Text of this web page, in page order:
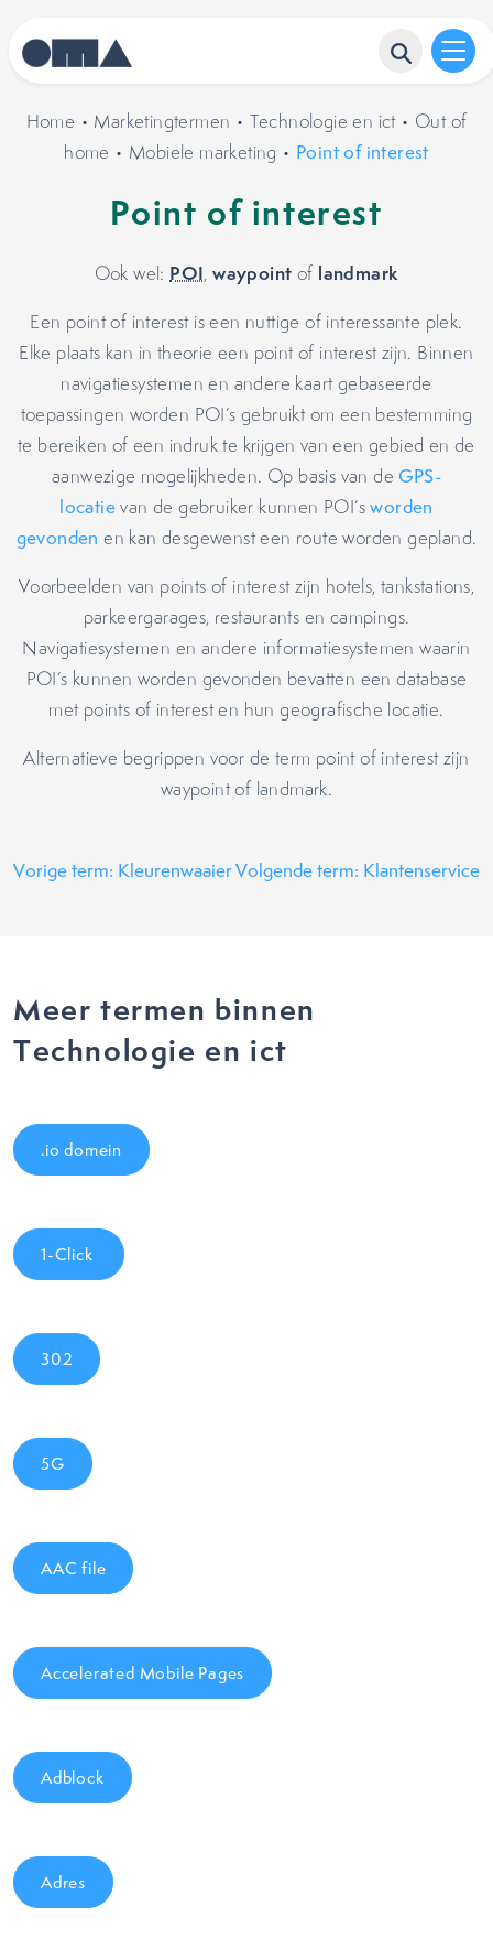
Home • Marketingtermen • Technologie en ict• Out of
home • Mobiele marketing • Point of interest
Point of interest
Ook wel: POI,waypoint of landmark
Een point of interest is een nuttige of interessante plek.
Elke plaats kan in theorie een point of interest zijn. Binnen
navigatiesystemen en andere kaart gebaseerde
toepassingen worden POI’s gebruikt om een bestemming
te bereiken of een indruk te krijgen van een gebied en de
aanwezige mogelijkheden. Op basis van deGPS-
locatievan de gebruiker kunnen POI’sworden
gevonden en kan desgewenst een route worden gepland.
Voorbeelden van points of interest zijn hotels, tankstations,
parkeergarages, restaurants en campings.
Navigatiesystemen en andere informatiesystemen waarin
POI’s kunnen worden gevonden bevatten een database
met points of interest en hun geografische locatie.
Alternatieve begrippen voor de term point of interest zijn
waypoint of landmark.
Vorige term: KleurenwaaierVolgende term: Klantenservice
Meer termen binnen
Technologie en ict
.io domein
1-Click
302
5G
AAC file
Accelerated Mobile Pages
Adblock
Adres